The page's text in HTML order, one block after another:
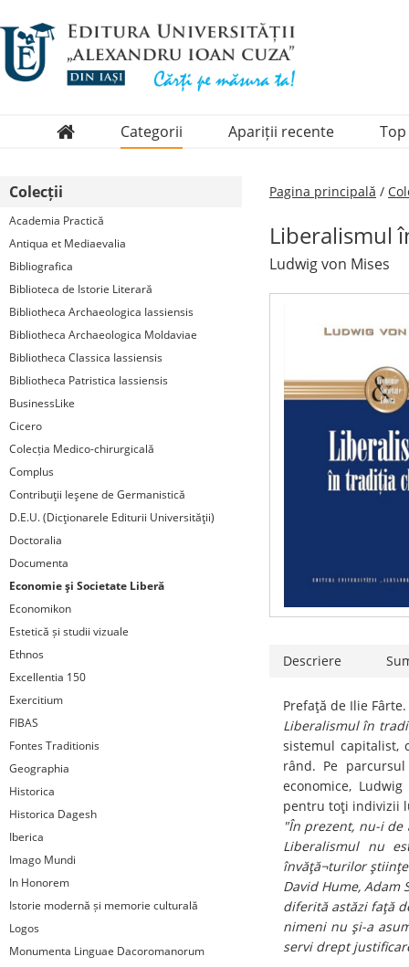
Categorii Apariții recente Top
Colecții
Academia Practică
Antiqua et Mediaevalia
Bibliografica
Biblioteca de Istorie Literară
Bibliotheca Archaeologica Iassiensis
Bibliotheca Archaeologica Moldaviae
Bibliotheca Classica Iassiensis
Bibliotheca Patristica Iassiensis
BusinessLike
Cicero
Colecția Medico-chirurgicală
Complus
Contribuţii Ieşene de Germanistică
D.E.U. (Dicţionarele Editurii Universităţii)
Doctoralia
Documenta
Economie şi Societate Liberă
Economikon
Estetică și studii vizuale
Ethnos
Excellentia 150
Exercitium
FIBAS
Fontes Traditionis
Geographia
Historica
Historica Dagesh
Iberica
Imago Mundi
In Honorem
Istorie modernă și memorie culturală
Logos
Monumenta Linguae Dacoromanorum
Pagina principală /
Liberalismul
Ludwig von Mises
Descriere
Prefaţă de Ilie
Liberalismul în
sistemul capitalist,
rând. Pe
economice,
pentru toţi indivizii
"În prezent, nu-i
Liberalismul nu
învăţă¬turilor
David Hume, Adam
diferită astăzi faţă
nimeni nu şi-a
servi drept